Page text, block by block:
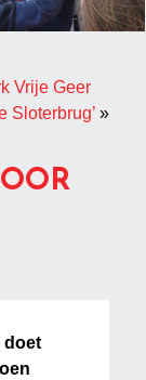
Vrije Geer
Sloterbrug’»
doet